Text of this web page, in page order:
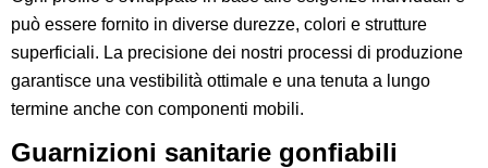
può essere fornito in diverse durezze, colori e strutture
superficiali. La precisione dei nostri processi di produzione
garantisce una vestibilità ottimale e una tenuta a lungo
termine anche con componenti mobili.
Guarnizioni sanitarie gonfiabili